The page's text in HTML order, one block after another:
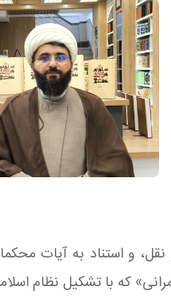
و استناد به آیات
که با تشکیل نظام